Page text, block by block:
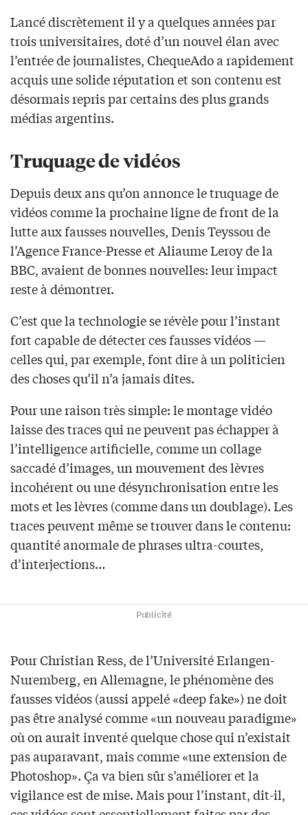
Lancé discrètement il y a quelques années par
trois universitaires, doté d’un nouvel élan avec
l’entrée de journalistes, ChequeAdo a rapidement
acquis une solide réputation et son contenu est
désormais repris par certains des plus grands
médias argentins.
Truquage de vidéos
Depuis deux ans qu’on annonce le truquage de
vidéos comme la prochaine ligne de front de la
lutte aux fausses nouvelles, Denis Teyssou de
l’Agence France-Presse et Aliaume Leroy de la
BBC, avaient de bonnes nouvelles: leur impact
reste à démontrer.
C’est que la technologie se révèle pour l’instant
fort capable de détecter ces fausses vidéos —
celles qui, par exemple, font dire à un politicien
des choses qu’il n’a jamais dites.
Pour une raison très simple: le montage vidéo
laisse des traces qui ne peuvent pas échapper à
l’intelligence artificielle, comme un collage
saccadé d’images, un mouvement des lèvres
incohérent ou une désynchronisation entre les
mots et les lèvres (comme dans un doublage). Les
traces peuvent même se trouver dans le contenu:
quantité anormale de phrases ultra-courtes,
d’interjections…
Publicité
Pour Christian Ress, de l’Université Erlangen-
Nuremberg, en Allemagne, le phénomène des
fausses vidéos (aussi appelé «deep fake») ne doit
pas être analysé comme «un nouveau paradigme»
où on aurait inventé quelque chose qui n’existait
pas auparavant, mais comme «une extension de
Photoshop». Ça va bien sûr s’améliorer et la
vigilance est de mise. Mais pour l’instant, dit-il,